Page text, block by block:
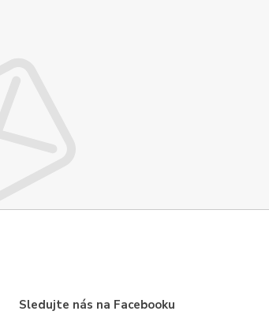
Sledujte nás na Facebooku